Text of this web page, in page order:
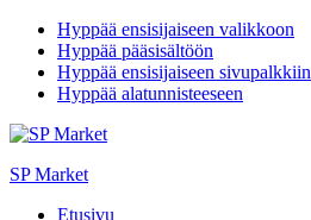
Hyppää ensisijaiseen valikkoon
Hyppää pääsisältöön
Hyppää ensisijaiseen sivupalkkiin
Hyppää alatunnisteeseen
SP Market
Etusivu